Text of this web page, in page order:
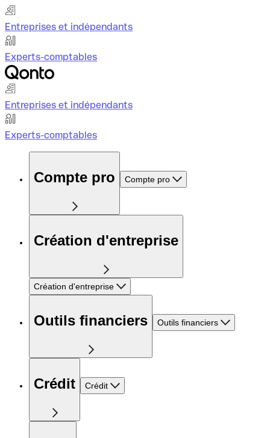
Entreprises et indépendants
Experts-comptables
Entreprises et indépendants
Experts-comptables
Compte pro Compte pro
Création d'entreprise
Création d'entreprise
Outils financiers Outils financiers
Crédit Crédit